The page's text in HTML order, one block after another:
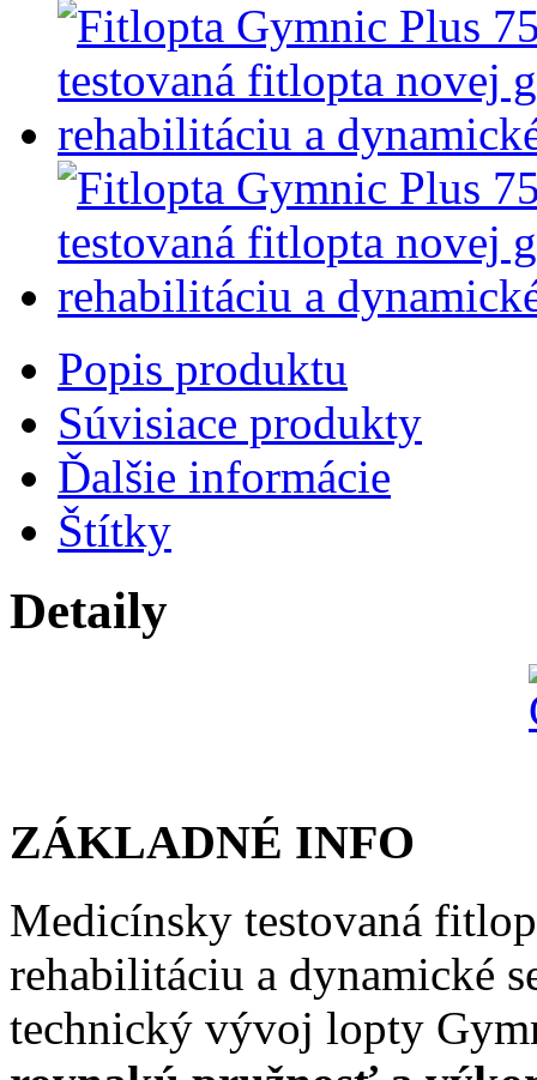
Popis produktu
Súvisiace produkty
Ďalšie informácie
Štítky
Detaily
ZÁKLADNÉ INFO
Medicínsky testovaná
rehabilitáciu a dynamické
technický vývoj lopty